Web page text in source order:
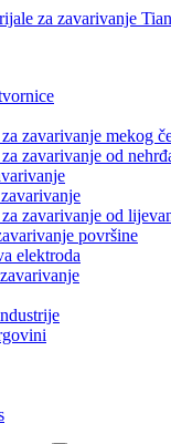
zavarivanje mekog
zavarivanje od
zavarivanje od
površine
elektroda